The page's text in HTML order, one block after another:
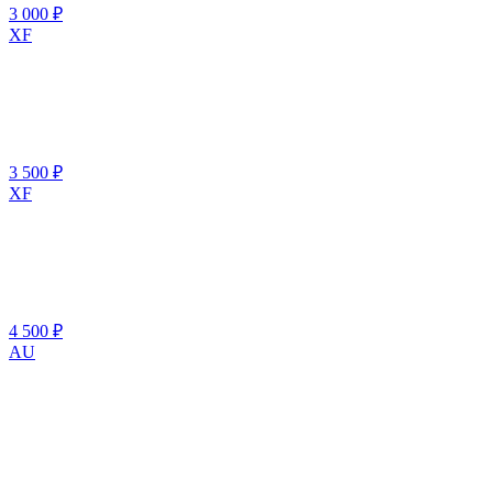
3 000 ₽
XF
3 500 ₽
XF
4 500 ₽
AU